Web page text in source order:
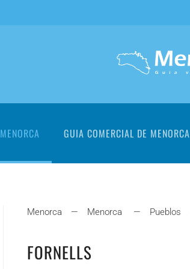
MENORCA GUIA COMERCIAL DE MENORCA
Menorca Menorca Pueblos
FORNELLS